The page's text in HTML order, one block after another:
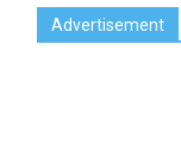
Advertisement